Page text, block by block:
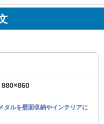
タルを壁面収納やインテリアに